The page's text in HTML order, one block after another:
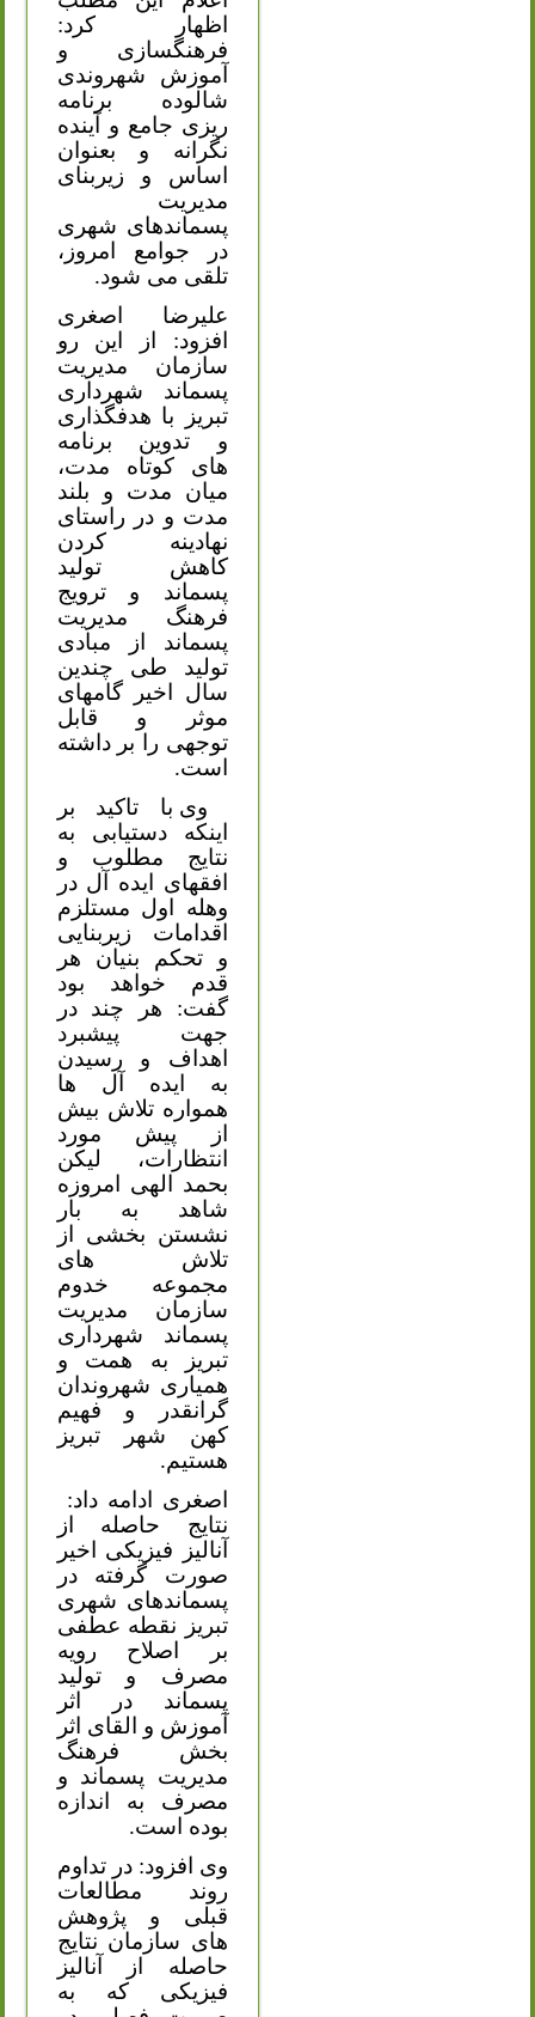
اظهار کرد:
فرهنگسازی و
آموزش شهروندی
شالوده برنامه
ریزی جامع و آینده
نگرانه و بعنوان
اساس و زیربنای
مدیریت
پسماندهای شهری
در جوامع امروز،
تلقی می شود.
علیرضا اصغری
افزود: از این رو
سازمان مدیریت
پسماند شهرداری
تبریز با هدفگذاری
و تدوین برنامه
های کوتاه مدت،
میان مدت و بلند
مدت و در راستای
نهادینه کردن
کاهش تولید
پسماند و ترویج
فرهنگ مدیریت
پسماند از مبادی
تولید طی چندین
سال اخیر گامهای
موثر و قابل
توجهی را بر داشته
است.
وی با تاکید بر
اینکه دستیابی به
نتایج مطلوب و
افقهای ایده آل در
وهله اول مستلزم
اقدامات زیربنایی
و تحکم بنیان هر
قدم خواهد بود
گفت: هر چند در
جهت پیشبرد
اهداف و رسیدن
به ایده آل ها
همواره تلاش بیش
از پیش مورد
انتظارات، لیکن
بحمد الهی امروزه
شاهد به بار
نشستن بخشی از
تلاش های
مجموعه خدوم
سازمان مدیریت
پسماند شهرداری
تبریز به همت و
همیاری شهروندان
گرانقدر و فهیم
کهن شهر تبریز
هستیم.
اصغری ادامه داد:
نتایج حاصله از
آنالیز فیزیکی اخیر
صورت گرفته در
پسماندهای شهری
تبریز نقطه عطفی
بر اصلاح رویه
مصرف و تولید
پسماند در اثر
آموزش و القای اثر
بخش فرهنگ
مدیریت پسماند و
مصرف به اندازه
بوده است.
وی افزود: در تداوم
روند مطالعات
قبلی و پژوهش
های سازمان نتایج
حاصله از آنالیز
فیزیکی که به